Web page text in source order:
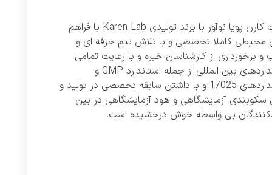
شرکت کارن پویا نوآور با برند تولیدی Karen Lab با فراهم
محیطی کاملا تخصصی و با تلاش تیم حرفه ای و
برخورداری از کارشناسان خبره و با رعایت تمامی
استانداردهای بین المللی از جمله استاندارد GMP و
استانداردهای 17025 و با داشتن سابقه تخصصی در تولید و
سکوبندی آزمایشگاهی و هود آزمایشگاهی در بین
بی واسطه خوش درخشیده است.